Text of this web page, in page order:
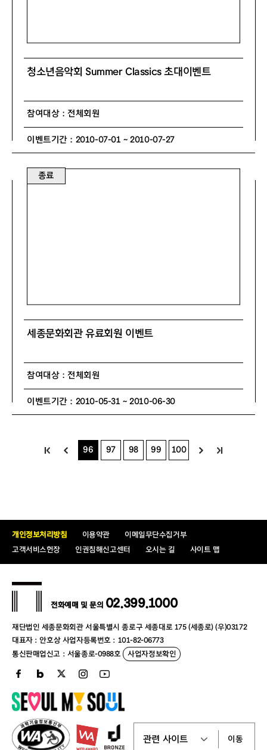
청소년음악회 Summer Classics 초대이벤트
참여대상 : 전체회원
이벤트기간 : 2010-07-01 ~ 2010-07-27
종료
세종문화회관 유료회원 이벤트
참여대상 : 전체회원
이벤트기간 : 2010-05-31 ~ 2010-06-30
96 97 98 99 100
개인정보처리방침 이용약관
이메일무단수집거부
고객서비스헌장
인권침해신고센터 오시는 길 사이트 맵
재단법인 세종문화회관 서울특별시 종로구 세종대로 175 (세종로) (우)03172
대표자 : 안호상 사업자등록번호 : 101-82-06773
통신판매업신고 : 서울종로-0988호 사업자정보확인
전화예매 및 문의 02.399.1000
이동